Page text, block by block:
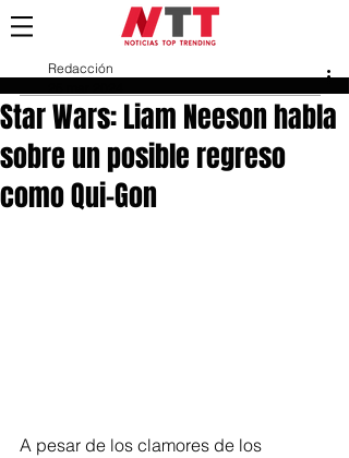
Star Wars: Liam Neeson habla
sobre un posible regreso
como Qui-Gon
Redacción
A pesar de los clamores de los